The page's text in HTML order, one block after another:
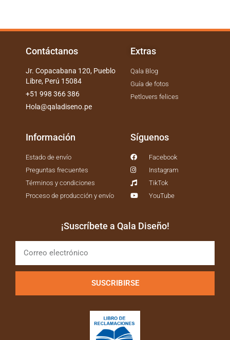
Contáctanos
Jr. Copacabana 120, Pueblo
Libre, Perú 15084
+51 998 366 386
Hola@qaladiseno.pe
Extras
Qala Blog
Guía de fotos
Petlovers felices
Información
Estado de envío
Preguntas frecuentes
Términos y condiciones
Proceso de producción y envío
Síguenos
Facebook
Instagram
TikTok
YouTube
¡Suscríbete a Qala Diseño!
SUSCRIBIRSE